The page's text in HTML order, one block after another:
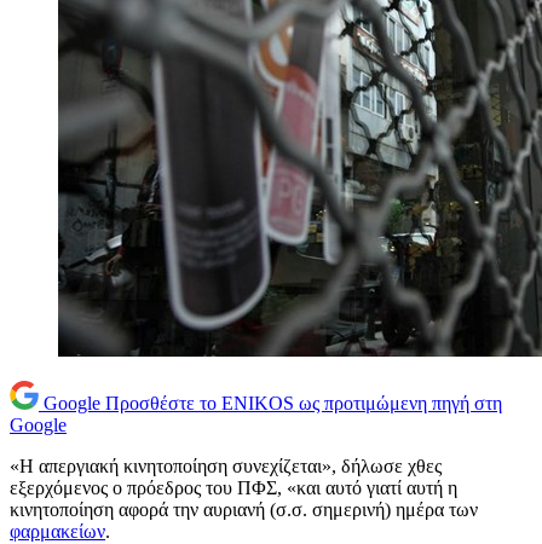
Google Προσθέστε το ENIKOS ως προτιμώμενη πηγή στη
Google
«Η απεργιακή κινητοποίηση συνεχίζεται», δήλωσε χθες
εξερχόμενος ο πρόεδρος του ΠΦΣ, «και αυτό γιατί αυτή η
κινητοποίηση αφορά την αυριανή (σ.σ. σημερινή) ημέρα των
φαρμακείων.